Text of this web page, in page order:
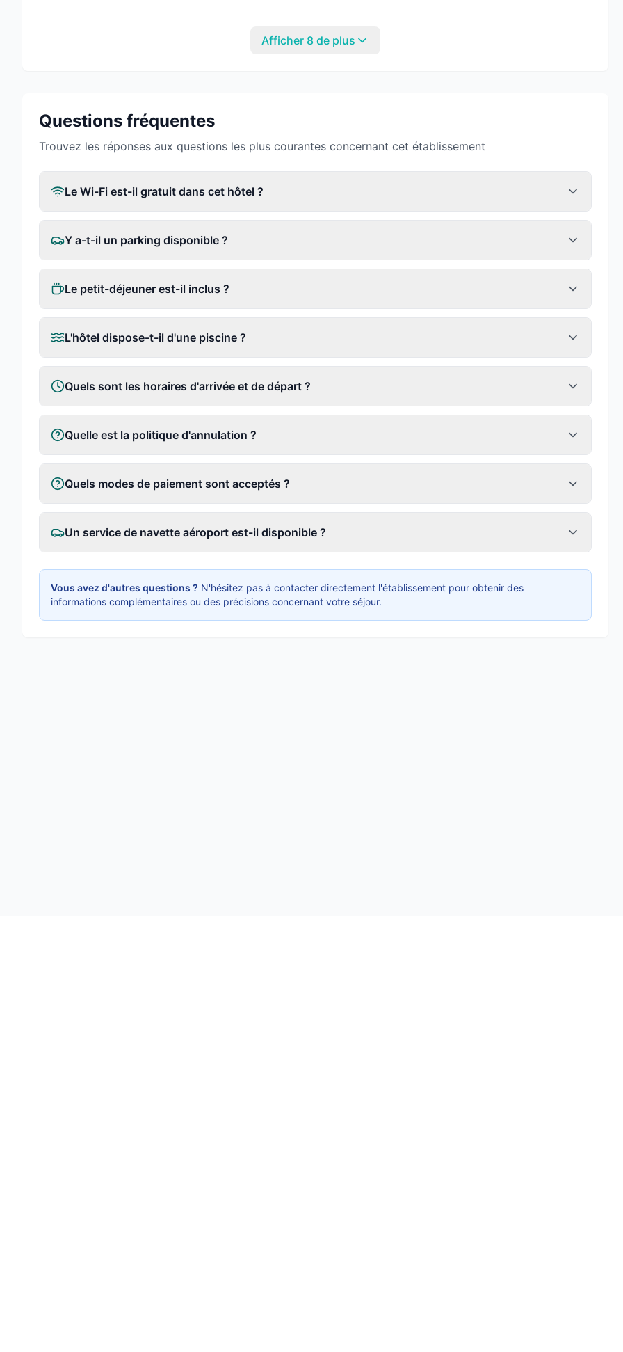
Afficher 8 de plus
Questions fréquentes
Trouvez les réponses aux questions les plus courantes concernant cet établissement
Le Wi-Fi est-il gratuit dans cet hôtel ?
Y a-t-il un parking disponible ?
Le petit-déjeuner est-il inclus ?
L'hôtel dispose-t-il d'une piscine ?
Quels sont les horaires d'arrivée et de départ ?
Quelle est la politique d'annulation ?
Quels modes de paiement sont acceptés ?
Un service de navette aéroport est-il disponible ?
Vous avez d'autres questions ? N'hésitez pas à contacter directement l'établissement pour obtenir des
informations complémentaires ou des précisions concernant votre séjour.